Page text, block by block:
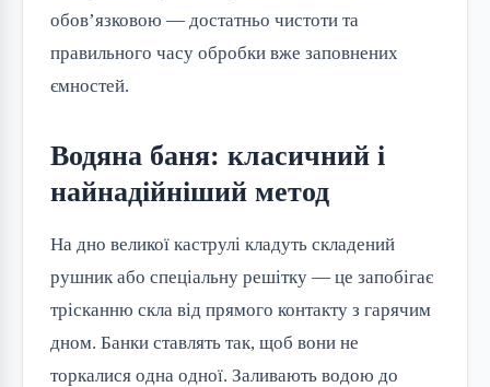
обов’язковою — достатньо чистоти та
правильного часу обробки вже заповнених
ємностей.
Водяна баня: класичний і
найнадійніший метод
На дно великої каструлі кладуть складений
рушник або спеціальну решітку — це запобігає
трісканню скла від прямого контакту з гарячим
дном. Банки ставлять так, щоб вони не
торкалися одна одної. Заливають водою до